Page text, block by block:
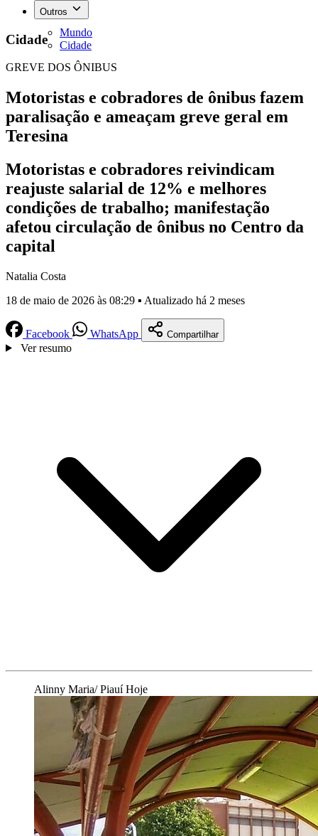
Outros
Mundo
Cidade
Cidade
GREVE DOS ÔNIBUS
Motoristas e cobradores de ônibus fazem
paralisação e ameaçam greve geral em
Teresina
Motoristas e cobradores reivindicam
reajuste salarial de 12% e melhores
condições de trabalho; manifestação
afetou circulação de ônibus no Centro da
capital
Natalia Costa
18 de maio de 2026 às 08:29 ▪ Atualizado há 2 meses
Facebook WhatsApp Compartilhar
Ver resumo
Alinny Maria/ Piauí Hoje